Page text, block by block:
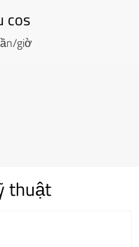
cos
giờ
thuật